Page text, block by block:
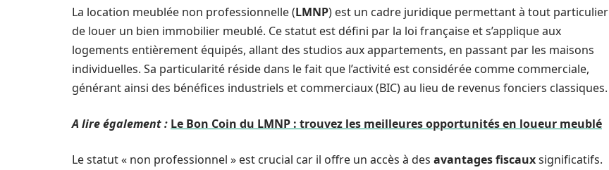
La location meublée non professionnelle (LMNP) est un cadre juridique permettant à tout particulier
de louer un bien immobilier meublé. Ce statut est défini par la loi française et s’applique aux
logements entièrement équipés, allant des studios aux appartements, en passant par les maisons
individuelles. Sa particularité réside dans le fait que l’activité est considérée comme commerciale,
générant ainsi des bénéfices industriels et commerciaux (BIC) au lieu de revenus fonciers classiques.
A lire également : Le Bon Coin du LMNP : trouvez les meilleures opportunités en loueur meublé
Le statut « non professionnel » est crucial car il offre un accès à des avantages fiscauxsignificatifs.